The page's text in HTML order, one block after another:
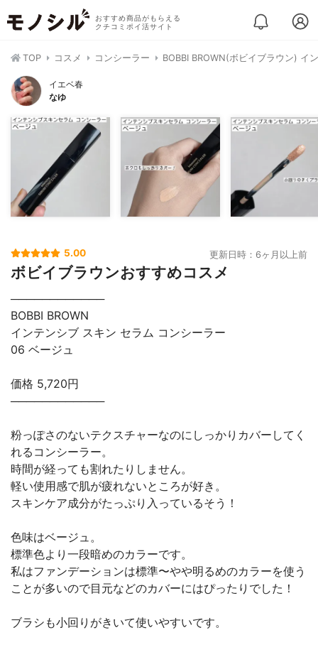
おすすめ商品がもらえる
クチコミポイ活サイト
TOP コスメ コンシーラー BOBBI BROWN(ボビイブラウン) イ
イエベ春
なゆ
5.00 更新日時：6ヶ月以上前
ボビイブラウンおすすめコスメ
────────────
BOBBI BROWN
インテンシブ スキン セラム コンシーラー
06 ベージュ
価格 5,720円
────────────
粉っぽさのないテクスチャーなのにしっかりカバーしてく
れるコンシーラー。
時間が経っても割れたりしません。
軽い使用感で肌が疲れないところが好き。
スキンケア成分がたっぷり入っているそう！
色味はベージュ。
標準色より一段暗めのカラーです。
私はファンデーションは標準〜やや明るめのカラーを使う
ことが多いので目元などのカバーにはぴったりでした！
ブラシも小回りがきいて使いやすいです。